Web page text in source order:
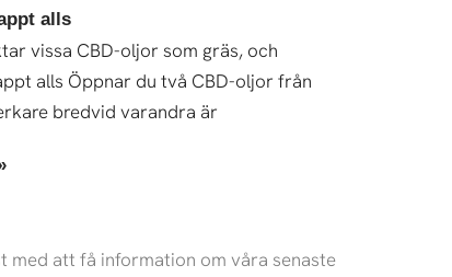
alls
vissa CBD-oljor som gräs, och
alls Öppnar du två CBD-oljor från
bredvid varandra är
med att få information om våra senaste